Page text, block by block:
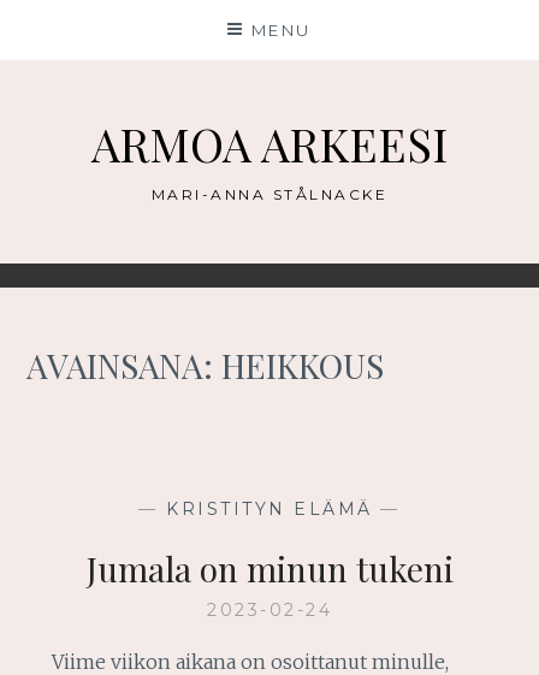
MENU
ARMOA ARKEESI
MARI-ANNA STÅLNACKE
AVAINSANA:HEIKKOUS
— KRISTITYN ELÄMÄ —
Jumala on minun tukeni
2023-02-24
Viime viikon aikana on osoittanut minulle,